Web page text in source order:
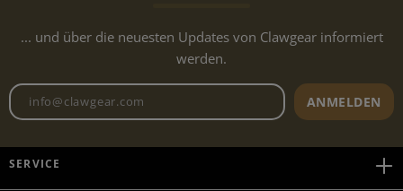
... und über die neuesten Updates von Clawgear informiert
werden.
Newsletter E-Mail-Adresse
ANMELDEN
SERVICE